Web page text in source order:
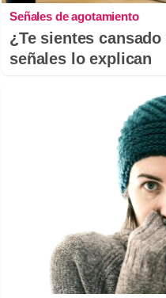
Señales de agotamiento
¿Te sientes
señales lo explican